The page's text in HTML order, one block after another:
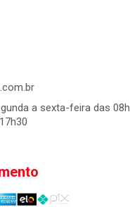
a sexta-feira das 08h